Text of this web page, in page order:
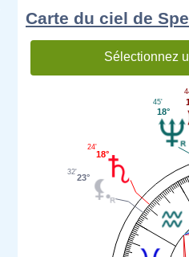
Carte du ciel de
Sélectionnez
18°
45'
18°
24'
23°
32'